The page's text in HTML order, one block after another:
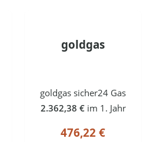
goldgas
goldgas sicher24 Gas
2.362,38 € im 1. Jahr
476,22 €